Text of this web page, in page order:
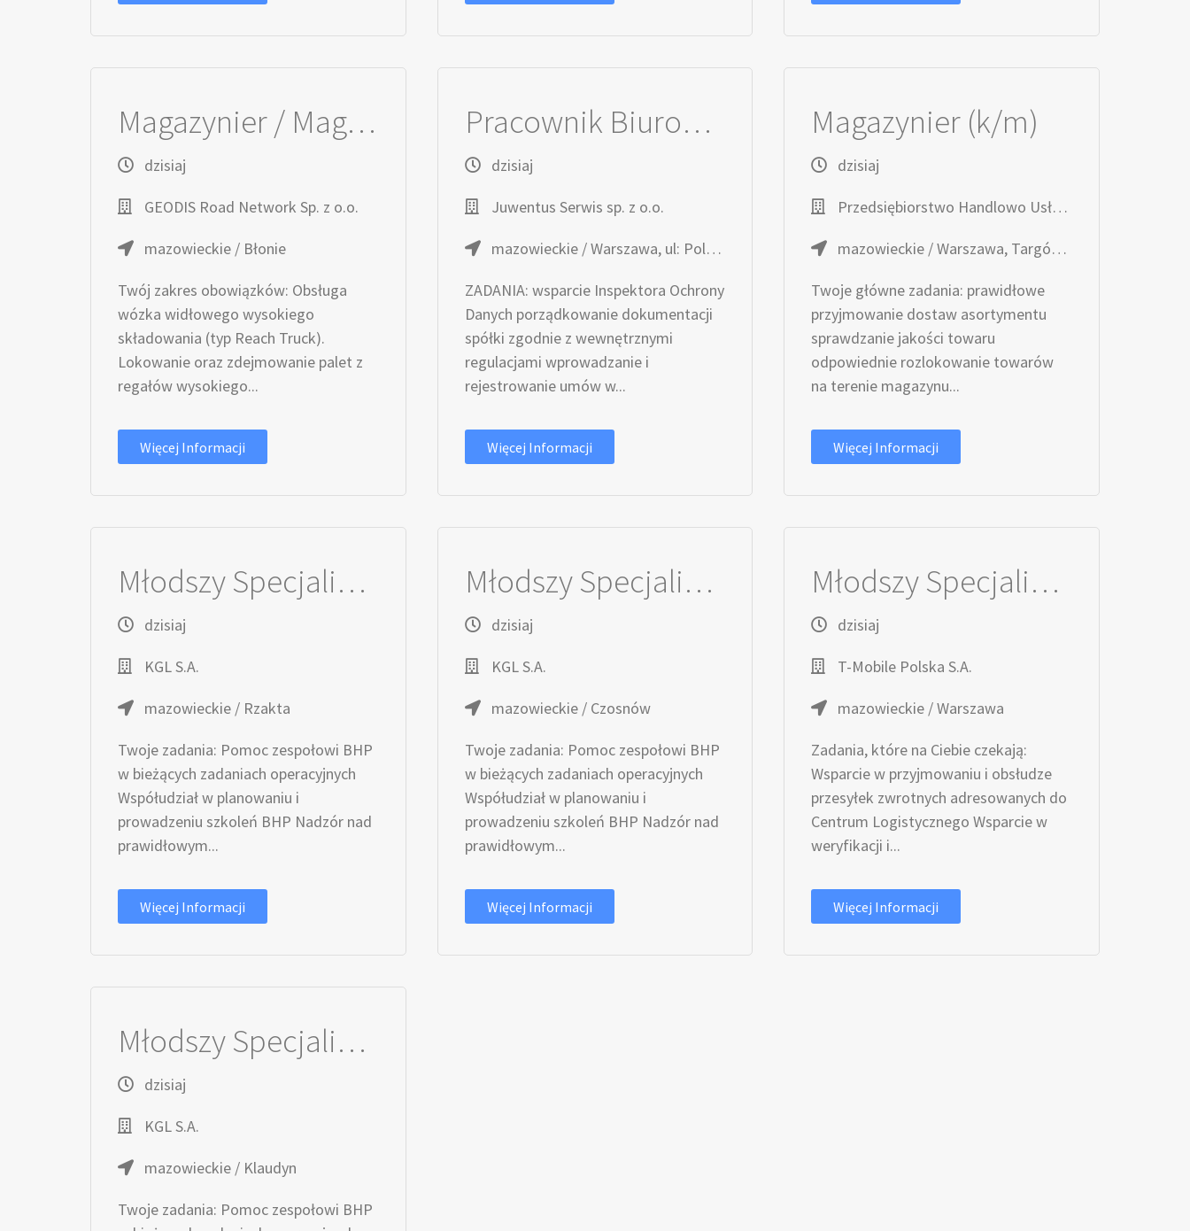
Magazynier / Magazynierka (wysoki skład)
dzisiaj
GEODIS Road Network Sp. z o.o.
mazowieckie / Błonie
Twój zakres obowiązków: Obsługa
wózka widłowego wysokiego
składowania (typ Reach Truck).
Lokowanie oraz zdejmowanie palet z
regałów wysokiego...
Więcej Informacji
Pracownik Biurowy ds. ochrony danych osobowych (k/m)
dzisiaj
Juwentus Serwis sp. z o.o.
mazowieckie / Warszawa, ul: Poloneza 91
ZADANIA: wsparcie Inspektora Ochrony
Danych porządkowanie dokumentacji
spółki zgodnie z wewnętrznymi
regulacjami wprowadzanie i
rejestrowanie umów w...
Więcej Informacji
Magazynier (k/m)
dzisiaj
Przedsiębiorstwo Handlowo Usługowe TOPAZ
mazowieckie / Warszawa, Targówek, ul. Trocka 10
Twoje główne zadania: prawidłowe
przyjmowanie dostaw asortymentu
sprawdzanie jakości towaru
odpowiednie rozlokowanie towarów
na terenie magazynu...
Więcej Informacji
Młodszy Specjalista / Młodsza Specjalistka ds. BHP
dzisiaj
KGL S.A.
mazowieckie / Rzakta
Twoje zadania: Pomoc zespołowi BHP
w bieżących zadaniach operacyjnych
Współudział w planowaniu i
prowadzeniu szkoleń BHP Nadzór nad
prawidłowym...
Więcej Informacji
Młodszy Specjalista / Młodsza Specjalistka ds. BHP
dzisiaj
KGL S.A.
mazowieckie / Czosnów
Twoje zadania: Pomoc zespołowi BHP
w bieżących zadaniach operacyjnych
Współudział w planowaniu i
prowadzeniu szkoleń BHP Nadzór nad
prawidłowym...
Więcej Informacji
Młodszy Specjalista / Młodsza Specjalistka ds. Logistyki i Obsługi Zwrotów
dzisiaj
T-Mobile Polska S.A.
mazowieckie / Warszawa
Zadania, które na Ciebie czekają:
Wsparcie w przyjmowaniu i obsłudze
przesyłek zwrotnych adresowanych do
Centrum Logistycznego Wsparcie w
weryfikacji i...
Więcej Informacji
Młodszy Specjalista / Młodsza Specjalistka ds. BHP
dzisiaj
KGL S.A.
mazowieckie / Klaudyn
Twoje zadania: Pomoc zespołowi BHP